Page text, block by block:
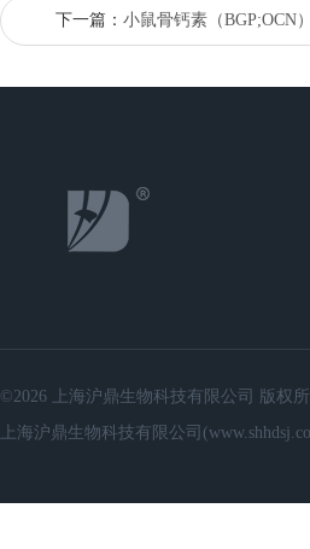
下一篇： 小鼠骨钙素（BGP;OCN
©2026 上海沪鼎生物科技有限公司 版权所
上海沪鼎生物科技有限公司